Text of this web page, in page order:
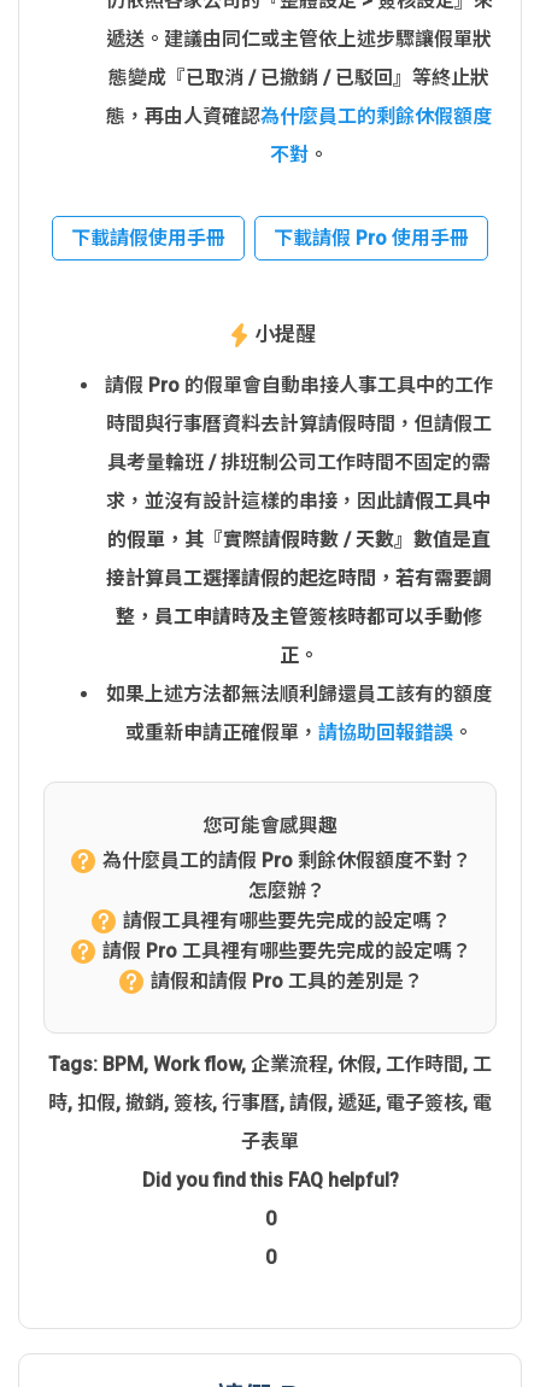
遞送。建議由同仁或主管依上述步驟讓假單狀
態變成『已取消 / 已撤銷 / 已駁回』等終止狀
態，再由人資確認為什麼員工的剩餘休假額度
不對 。
下載請假使用手冊 下載請假 Pro 使用手冊
小提醒
請假 Pro 的假單會自動串接人事工具中的工作
時間與行事曆資料去計算請假時間，但請假工
具考量輪班 / 排班制公司工作時間不固定的需
求，並沒有設計這樣的串接，因此請假工具中
的假單，其『實際請假時數 / 天數』數值是直
接計算員工選擇請假的起迄時間，若有需要調
整，員工申請時及主管簽核時都可以手動修
正。
如果上述方法都無法順利歸還員工該有的額度
或重新申請正確假單， 請協助回報錯誤 。
您可能會感興趣
為什麼員工的請假 Pro 剩餘休假額度不對？
怎麼辦？
請假工具裡有哪些要先完成的設定嗎？
請假 Pro 工具裡有哪些要先完成的設定嗎？
請假和請假 Pro 工具的差別是？
Tags: BPM, Work flow, 企業流程, 休假, 工作時間 , 工
時, 扣假, 撤銷, 簽核, 行事曆, 請假, 遞延, 電子簽核, 電
子表單
Did you find this FAQ helpful?
0
0